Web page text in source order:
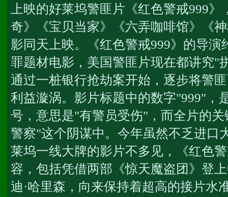
上映的好莱坞警匪片《红色警戒999
奇》《宝贝当家》《六弄咖啡馆》《
影同天上映。《红色警戒999》的导演
罪题材电影，美国警匪片现在都讲究"
通过一桩银行抢劫案开始，逐步将警
利益漩涡。影片标题中的数字"999"，
号，意思是"有警员受伤"，而全片的
警察"这个阴谋中。今年虽然不乏进口
莱坞一线大牌的影片不多见，《红色
容，包括凭借两部《惊天魔盗团》登
迪·哈里森，向来保持着超高的接片水